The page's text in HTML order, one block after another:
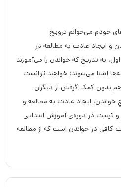
خودم می‌خوانم ترویج
و ایجاد عادت به مطالعه در
به تدریج که خواندن را می‌آموزند
آشنا می‌شوند؛ خواهند توانست
بدون کمک گرفتن از دیگران
خواندن، ایجاد عادت به مطالعه و
تربیت در دوره‌ی آموزش ابتدایی
کافی در خواندن است که از مطالعه